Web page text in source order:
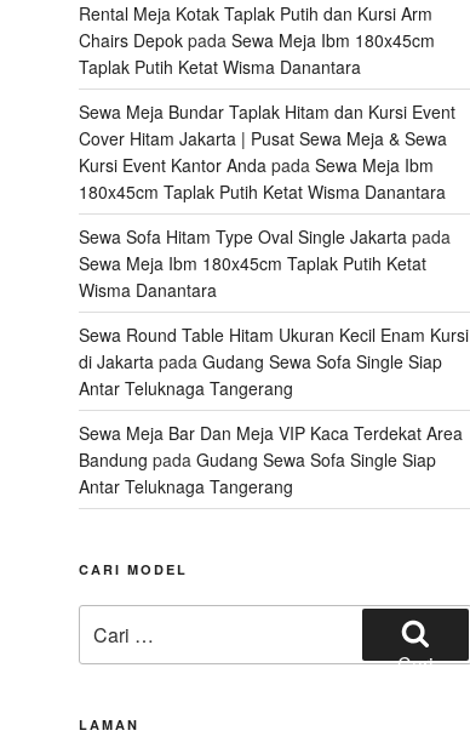
Rental Meja Kotak Taplak Putih dan Kursi Arm
Chairs Depokpada Sewa Meja Ibm 180x45cm
Taplak Putih Ketat Wisma Danantara
Sewa Meja Bundar Taplak Hitam dan Kursi Event
Cover Hitam Jakarta | Pusat Sewa Meja & Sewa
Kursi Event Kantor Andapada Sewa Meja Ibm
180x45cm Taplak Putih Ketat Wisma Danantara
Sewa Sofa Hitam Type Oval Single Jakartapada
Sewa Meja Ibm 180x45cm Taplak Putih Ketat
Wisma Danantara
Sewa Round Table Hitam Ukuran Kecil Enam Kursi
di Jakartapada Gudang Sewa Sofa Single Siap
Antar Teluknaga Tangerang
Sewa Meja Bar Dan Meja VIP Kaca Terdekat Area
Bandung pada Gudang Sewa Sofa Single Siap
Antar Teluknaga Tangerang
CARI MODEL
untuk:
Cari
LAMAN